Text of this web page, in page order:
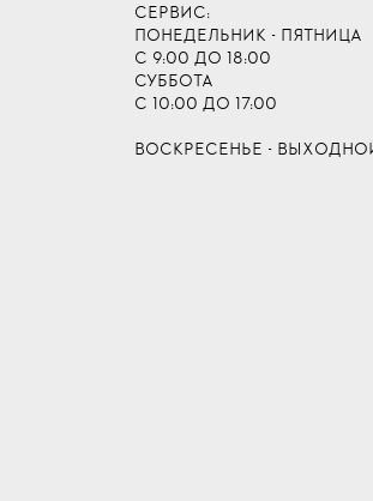
СЕРВИС:
ПОНЕДЕЛЬНИК - ПЯТНИЦА
С 9:00 ДО 18:00
СУББОТА
С 10:00 ДО 17:00
ВОСКРЕСЕНЬЕ -